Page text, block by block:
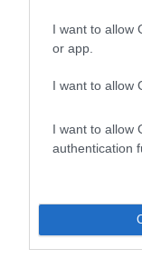
I want to allow
or app.
I want to allow
I want to allow
authentication